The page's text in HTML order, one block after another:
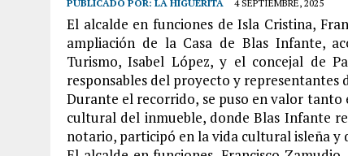
PUBLICADO POR: LA HIGUERITA 4 SEPTIEMBRE, 2025
El alcalde en funciones de Isla Cristina,
ampliación de la Casa de Blas Infante,
Turismo, Isabel López, y el concejal de
responsables del proyecto y representantes
Durante el recorrido, se puso en valor
cultural del inmueble, donde Blas Infante
notario, participó en la vida cultural isleña y